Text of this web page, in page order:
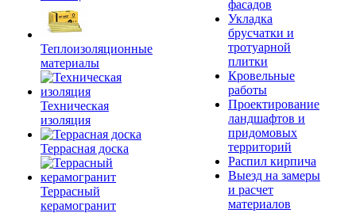
Теплоизоляционные
материалы
Техническая
изоляция
Террасная доска
Террасный
керамогранит
фасадов
Укладка
брусчатки и
тротуарной
плитки
Кровельные
работы
Проектирование
ландшафтов и
придомовых
территорий
Распил кирпича
Выезд на замеры
и расчет
материалов